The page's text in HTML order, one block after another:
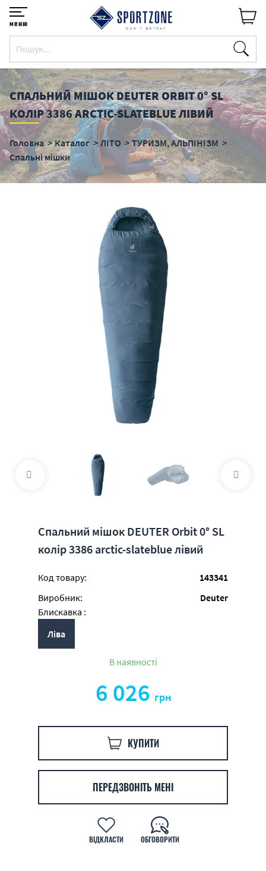
меню
СПАЛЬНИЙ МІШОК DEUTER ORBIT 0° SL
КОЛІР 3386 ARCTIC-SLATEBLUE ЛІВИЙ
Головна Каталог ЛІТО
ТУРИЗМ, АЛЬПІНІЗМ
Спальні мішки
Спальний мішок DEUTER Orbit 0° SL
колір 3386 arctic-slateblue лівий
Код товару:
143341
Виробник:
Deuter
Блискавка :
Ліва
В наявності
6 026 грн
КУПИТИ
ПЕРЕДЗВОНІТЬ МЕНІ
ВІДКЛАСТИ ОБГОВОРИТИ